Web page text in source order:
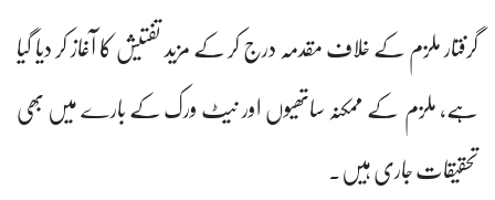
گرفتار ملزم کے خلاف مقدمہ درج کر کے مزید تفتیش کا آغاز کر دیا گیا
ہے، ملزم کے ممکنہ ساتھیوں اور نیٹ ورک کے بارے میں بھی
تحقیقات جاری ہیں۔